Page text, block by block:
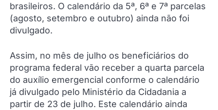
brasileiros. O calendário da 5ª, 6ª e 7ª parcelas
(agosto, setembro e outubro) ainda não foi
divulgado.
Assim, no mês de julho os beneficiários do
programa federal vão receber a quarta parcela
do auxílio emergencial conforme o calendário
já divulgado pelo Ministério da Cidadania a
partir de 23 de julho. Este calendário ainda